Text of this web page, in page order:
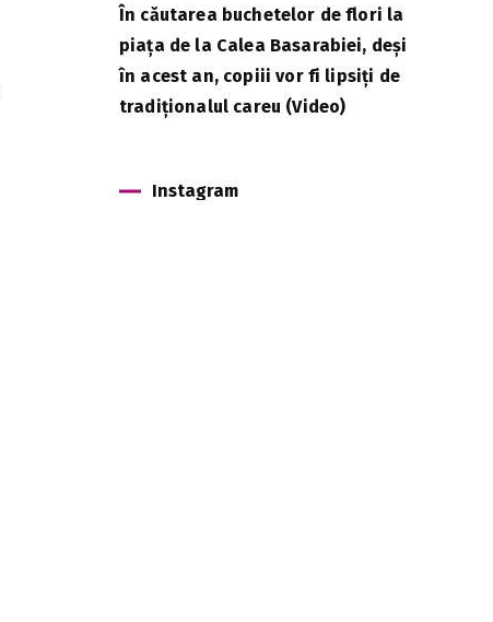
În căutarea buchetelor de flori la
piața de la Calea Basarabiei, deși
în acest an, copiii vor fi lipsiți de
tradiționalul careu (Video)
Instagram